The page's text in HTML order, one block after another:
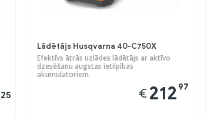
25
Lādētājs Husqvarna 40-C750X
Efektīvs ātrās uzlādes lādētājs ar aktīvo
dzesēšanu augstas ietilpības
akumulatoriem.
€212 97